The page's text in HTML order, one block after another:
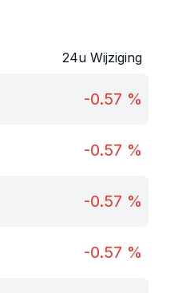
24u Wijziging
-0.57 %
-0.57 %
-0.57 %
-0.57 %